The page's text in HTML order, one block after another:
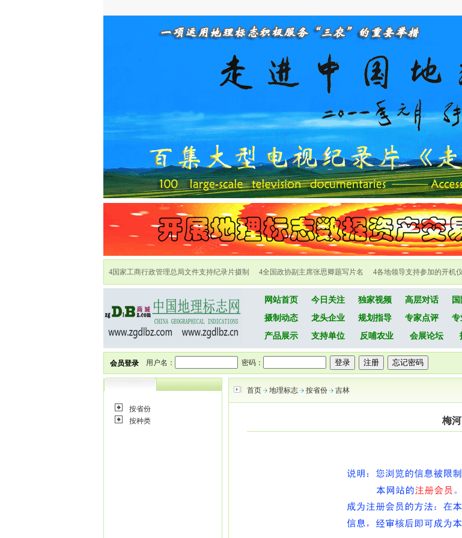
4国家工商行政管理总局文件支持纪录片摄制 4全国政协副主席张思卿题写片名 4各地领导支持参加的开机
网站首页 今日关注 独家视频 高层对话
摄制动态
龙头企业 规划指导 专家点评 专
产品展示
支持单位 反哺农业 会展论坛
会员登录 用户名： 密码：
按省份
按种类
首页 地理标志 按省份 吉林
梅